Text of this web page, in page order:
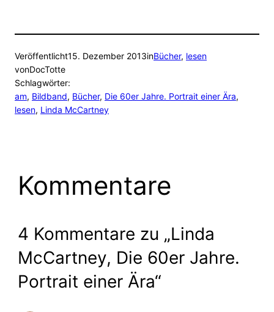
Veröffentlicht15. Dezember 2013inBücher, lesen
vonDocTotte
Schlagwörter:
am, Bildband, Bücher, Die 60er Jahre. Portrait einer Ära
lesen, Linda McCartney
Kommentare
4 Kommentare zu „Linda
McCartney, Die 60er Jahre.
Portrait einer Ära“